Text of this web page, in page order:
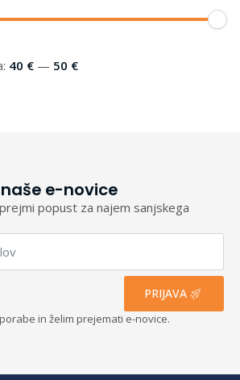
40 € — 50 €
e-novice
popust za najem sanjskega
PRIJAVA
in želim prejemati e-novice.